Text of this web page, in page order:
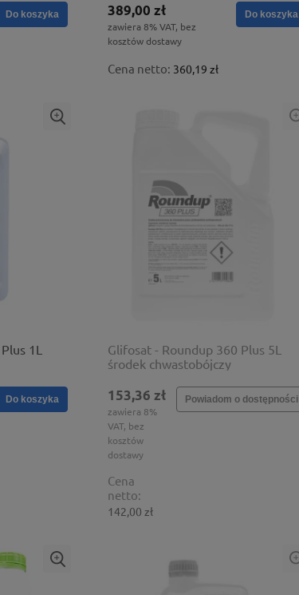
Do koszyka 389,00 zł
zawiera 8% VAT, bez
kosztów dostawy
Cena netto: 360,19 zł
Do koszyka
1L
Do koszyka
Glifosat - Roundup 360 Plus 5L
środek chwastobójczy
153,36 zł
zawiera 8%
VAT, bez
kosztów
dostawy
Cena
netto:
142,00 zł
Powiadom o dostępności